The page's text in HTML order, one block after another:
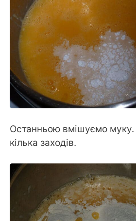
Останньою вмішуємо
кілька заходів.